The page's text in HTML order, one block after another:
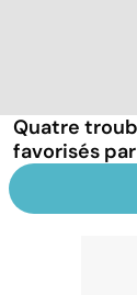
Quatre
favorisés